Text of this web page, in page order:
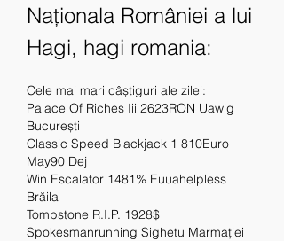
Naționala României a lui
Hagi, hagi romania:
Cele mai mari câștiguri ale zilei:
Palace Of Riches Iii 2623RON Uawig
București
Classic Speed Blackjack 1 810Euro
May90 Dej
Win Escalator 1481% Euuahelpless
Brăila
Tombstone R.I.P. 1928$
Spokesmanrunning Sighetu Marmației